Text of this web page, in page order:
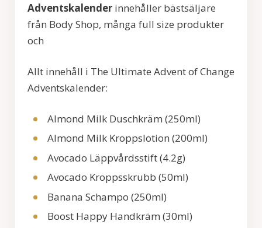
Adventskalender innehåller bästsäljare
från Body Shop, många full size produkter
och
Allt innehåll i The Ultimate Advent of Change
Adventskalender:
Almond Milk Duschkräm (250ml)
Almond Milk Kroppslotion (200ml)
Avocado Läppvårdsstift (4.2g)
Avocado Kroppsskrubb (50ml)
Banana Schampo (250ml)
Boost Happy Handkräm (30ml)